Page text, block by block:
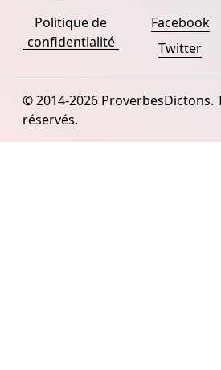
Politique de
confidentialité
Facebook
Twitter
© 2014-2026 ProverbesDictons.
réservés.